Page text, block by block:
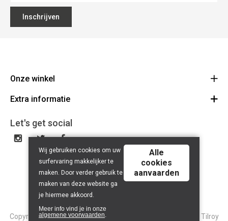
Inschrijven
Onze winkel
Lippenslaan 12
Route
Tel: +32 50 62 83 43
BE 0464.125.105
Extra informatie
Algemene Voorwaarden
Privacy Policy
Let's get social
Copyright © 2026 Tilroy. All Rights Reserved | Powered By Tilroy
Wij gebruiken cookies om uw
surfervaring makkelijker te
maken. Door verder gebruik te
maken van deze website ga
je hiermee akkoord.
Meer info vind je in onze
algemene voorwaarden.
Alle
cookies
aanvaarden